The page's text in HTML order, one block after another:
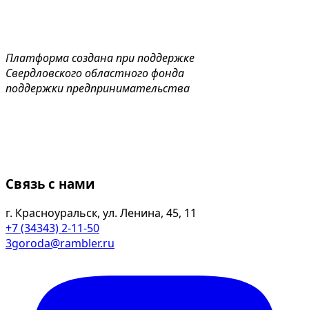
Платформа создана при поддержке
Свердловского областного фонда
поддержки предпринимательства
Связь с нами
г. Красноуральск, ул. Ленина, 45, 11
+7 (34343) 2-11-50
3goroda@rambler.ru